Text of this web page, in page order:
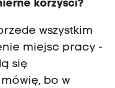
korzyści?
wszystkim
miejsc pracy -
się
bo w